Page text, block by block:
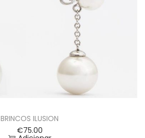
BRINCOS ILUSION
€75.00